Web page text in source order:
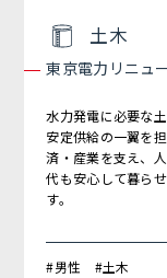
土木
東京電力リニュ
水力発電に必要な
安定供給の一翼を
済・産業を支え、
代も安心して暮ら
す。
#男性 #土木